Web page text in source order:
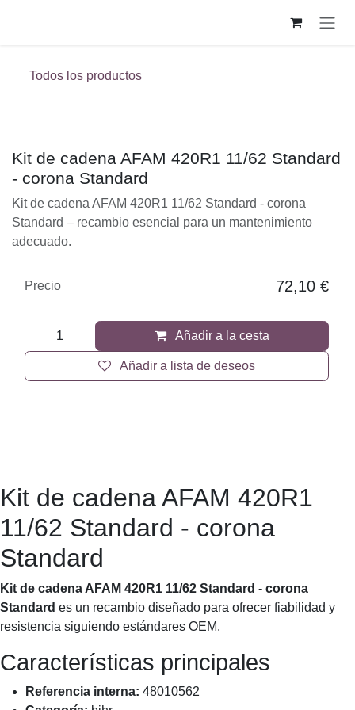
Todos los productos
Kit de cadena AFAM 420R1 11/62 Standard -
corona Standard
Kit de cadena AFAM 420R1 11/62 Standard - corona
Standard – recambio esencial para un mantenimiento
adecuado.
Añadir a la cesta
Añadir a lista de deseos
Precio 72,10 €
Kit de cadena AFAM 420R1
11/62 Standard - corona
Standard
Kit de cadena AFAM 420R1 11/62 Standard - corona
Standardes un recambio diseñado para ofrecer fiabilidad
y resistencia siguiendo estándares OEM.
Características principales
Referencia interna:48010562